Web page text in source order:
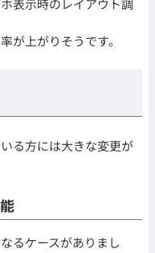
表示時のレイアウト調
が上がりそうです。
る方には大きな変更が
るケースがありまし